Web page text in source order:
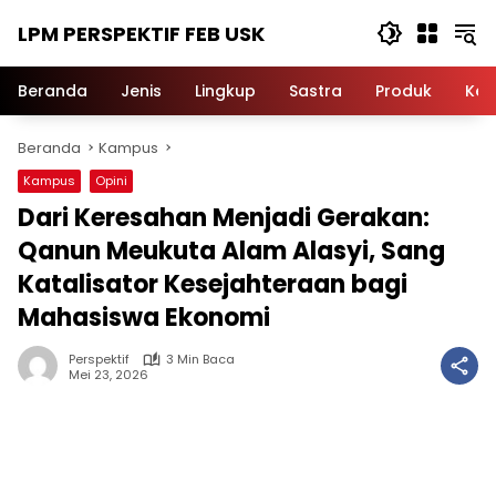
LPM PERSPEKTIF FEB USK
Beranda Jenis Lingkup Sastra Produk
Beranda Kampus
Kampus Opini
Dari Keresahan Menjadi Gerakan:
Qanun Meukuta Alam Alasyi, Sang
Katalisator Kesejahteraan bagi
Mahasiswa Ekonomi
Perspektif
3 Min Baca
Mei 23, 2026